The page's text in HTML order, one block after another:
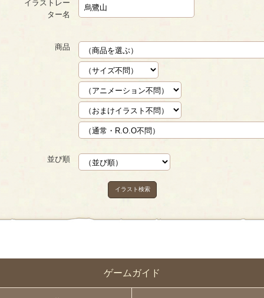
ゲームガイド
イラストレー
ター名
商品
並び順
イラスト検索